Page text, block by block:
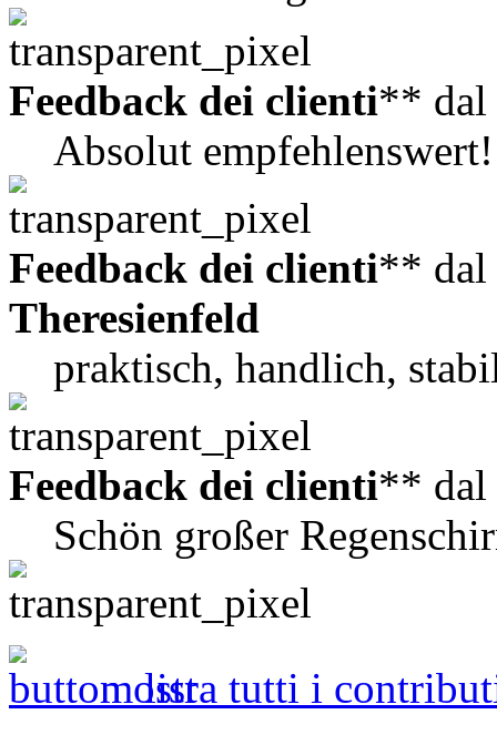
Feedback dei clienti** dal
Absolut
Feedback dei clienti** dal
Theresienfeld
praktisch, handlich,
Feedback dei clienti** dal
Schön großer
mostra tutti i